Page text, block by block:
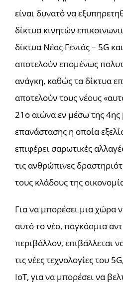
είναι δυνατό να
δίκτυα κινητών
δίκτυα Νέας Γενιάς – 5G
αποτελούν επομένως
ανάγκη, καθώς τα δίκτυα
αποτελούν τους νέους
21ο αιώνα εν μέσω της 4ης
επανάστασης η οποία
επιφέρει σαρωτικές
τις ανθρώπινες
τους κλάδους της
Για να μπορέσει μια χώρα
αυτό το νέο, παγκόσμια
περιβάλλον, επιβάλλεται
τις νέες τεχνολογίες του
ΙοΤ, για να μπορέσει να